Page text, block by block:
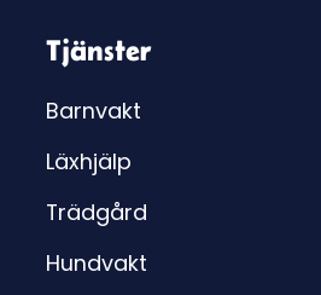
Tjänster
Barnvakt
Läxhjälp
Trädgård
Hundvakt